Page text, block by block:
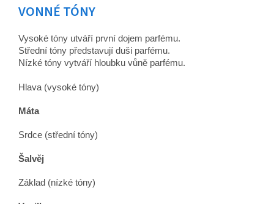
VONNÉ TÓNY
Vysoké tóny utváří první dojem parfému.
Střední tóny představují duši parfému.
Nízké tóny vytváří hloubku vůně parfému.
Hlava (vysoké tóny)
Máta
Srdce (střední tóny)
Šalvěj
Základ (nízké tóny)